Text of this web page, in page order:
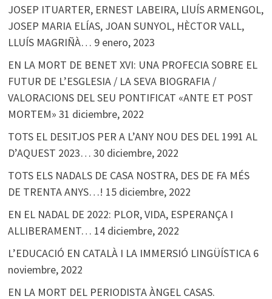
JOSEP ITUARTER, ERNEST LABEIRA, LlUÍS ARMENGOL,
JOSEP MARIA ELÍAS, JOAN SUNYOL, HÈCTOR VALL,
LLUÍS MAGRIÑÀ… 9 enero, 2023
EN LA MORT DE BENET XVI: UNA PROFECIA SOBRE EL
FUTUR DE L’ESGLESIA / LA SEVA BIOGRAFIA /
VALORACIONS DEL SEU PONTIFICAT «ANTE ET POST
MORTEM» 31 diciembre, 2022
TOTS EL DESITJOS PER A L’ANY NOU DES DEL 1991 AL
D’AQUEST 2023… 30 diciembre, 2022
TOTS ELS NADALS DE CASA NOSTRA, DES DE FA MÉS
DE TRENTA ANYS…! 15 diciembre, 2022
EN EL NADAL DE 2022: PLOR, VIDA, ESPERANÇA I
ALLIBERAMENT… 14 diciembre, 2022
L’EDUCACIÓ EN CATALÀ I LA IMMERSIÓ LINGÜÍSTICA 6
noviembre, 2022
EN LA MORT DEL PERIODISTA ÀNGEL CASAS.